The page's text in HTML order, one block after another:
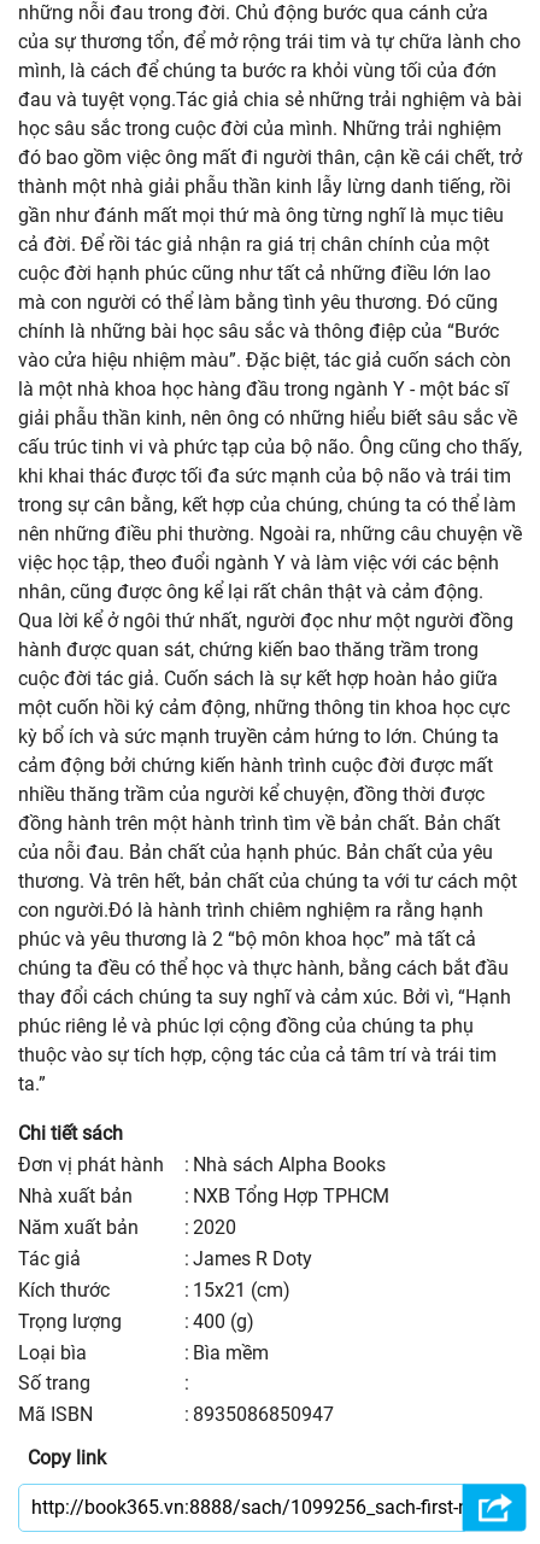
những nỗi đau trong đời. Chủ động bước qua cánh cửa
của sự thương tổn, để mở rộng trái tim và tự chữa lành cho
mình, là cách để chúng ta bước ra khỏi vùng tối của đớn
đau và tuyệt vọng.Tác giả chia sẻ những trải nghiệm và bài
học sâu sắc trong cuộc đời của mình. Những trải nghiệm
đó bao gồm việc ông mất đi người thân, cận kề cái chết, trở
thành một nhà giải phẫu thần kinh lẫy lừng danh tiếng, rồi
gần như đánh mất mọi thứ mà ông từng nghĩ là mục tiêu
cả đời. Để rồi tác giả nhận ra giá trị chân chính của một
cuộc đời hạnh phúc cũng như tất cả những điều lớn lao
mà con người có thể làm bằng tình yêu thương. Đó cũng
chính là những bài học sâu sắc và thông điệp của “Bước
vào cửa hiệu nhiệm màu”. Đặc biệt, tác giả cuốn sách còn
là một nhà khoa học hàng đầu trong ngành Y - một bác sĩ
giải phẫu thần kinh, nên ông có những hiểu biết sâu sắc về
cấu trúc tinh vi và phức tạp của bộ não. Ông cũng cho thấy,
khi khai thác được tối đa sức mạnh của bộ não và trái tim
trong sự cân bằng, kết hợp của chúng, chúng ta có thể làm
nên những điều phi thường. Ngoài ra, những câu chuyện về
việc học tập, theo đuổi ngành Y và làm việc với các bệnh
nhân, cũng được ông kể lại rất chân thật và cảm động.
Qua lời kể ở ngôi thứ nhất, người đọc như một người đồng
hành được quan sát, chứng kiến bao thăng trầm trong
cuộc đời tác giả. Cuốn sách là sự kết hợp hoàn hảo giữa
một cuốn hồi ký cảm động, những thông tin khoa học cực
kỳ bổ ích và sức mạnh truyền cảm hứng to lớn. Chúng ta
cảm động bởi chứng kiến hành trình cuộc đời được mất
nhiều thăng trầm của người kể chuyện, đồng thời được
đồng hành trên một hành trình tìm về bản chất. Bản chất
của nỗi đau. Bản chất của hạnh phúc. Bản chất của yêu
thương. Và trên hết, bản chất của chúng ta với tư cách một
con người.Đó là hành trình chiêm nghiệm ra rằng hạnh
phúc và yêu thương là 2 “bộ môn khoa học” mà tất cả
chúng ta đều có thể học và thực hành, bằng cách bắt đầu
thay đổi cách chúng ta suy nghĩ và cảm xúc. Bởi vì, “Hạnh
phúc riêng lẻ và phúc lợi cộng đồng của chúng ta phụ
thuộc vào sự tích hợp, cộng tác của cả tâm trí và trái tim
ta.”
Chi tiết sách
Đơn vị phát hành
: Nhà sách Alpha Books
nhà xuất bản
: NXB Tổng Hợp TPHCM
năm xuất bản
: 2020
Tác giả
: James R Doty
kích thước
: 15x21 (cm)
trọng lượng
: 400 (g)
Loại bìa
: Bìa mềm
số trang
:
Mã ISBN
: 8935086850947
Copy link